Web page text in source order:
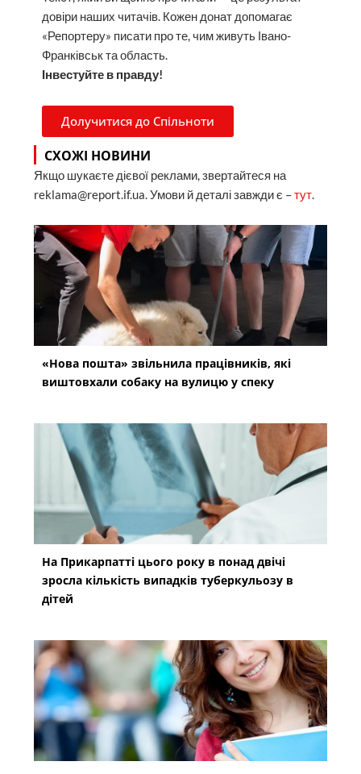
довіри наших читачів. Кожен донат допомагає
«Репортеру» писати про те, чим живуть Івано-
Франківськ та область.
Інвестуйте в правду!
Долучитися до Спільноти
СХОЖІ НОВИНИ
Якщо шукаєте дієвої реклами, звертайтеся на
reklama@report.if.ua. Умови й деталі завжди є –тут.
«Нова пошта» звільнила працівників, які
виштовхали собаку на вулицю у спеку
На Прикарпатті цього року в понад двічі
зросла кількість випадків туберкульозу в
дітей